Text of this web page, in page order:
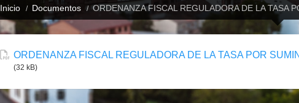
Inicio Documentos ORDENANZA FISCAL REGULADORA DE LA TASA
ORDENANZA FISCAL REGULADORA DE LA TASA POR
(32 kB)